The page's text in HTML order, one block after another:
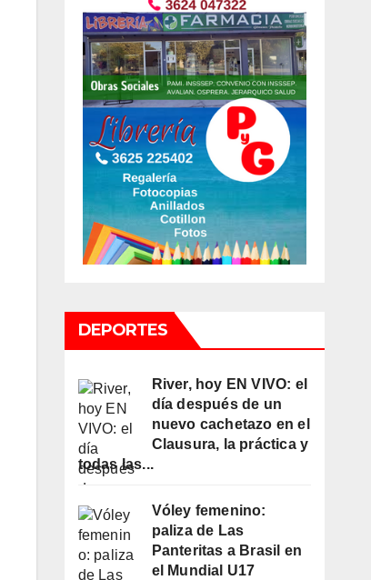
DEPORTES
River, hoy EN VIVO: el
día después de un
nuevo cachetazo en el
Clausura, la práctica y
todas las...
Vóley femenino:
paliza de Las
Panteritas a Brasil en
el Mundial U17